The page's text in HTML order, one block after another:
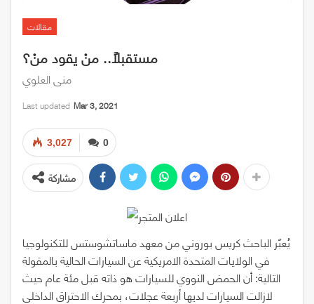
مقالات
مستقبلاً.. منْ يقود منْ؟
منى العلوي
Last updated Mar 3, 2021
0
3,027
مشاركة
يُعبّر الباحث كريس بوروني من معهد ماساتشوستس للتكنولوجيا
في الولايات المتحدة الامريكية عن السيارات الحالية بالمقولة
التالية: أن الحمض النووي للسيارات هو ذاته قبل مئة عام حيث
لازالت السيارات لديها أربعة عجلات، بمحرك الاحتراق الداخلي